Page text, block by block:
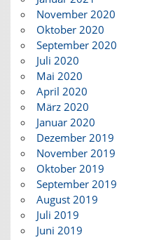
November 2020
Oktober 2020
September 2020
Juli 2020
Mai 2020
April 2020
März 2020
Januar 2020
Dezember 2019
November 2019
Oktober 2019
September 2019
August 2019
Juli 2019
Juni 2019